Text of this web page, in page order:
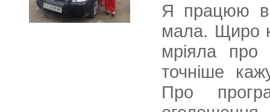
Я працюю
мала. Щиро
мріяла про
точніше
Про